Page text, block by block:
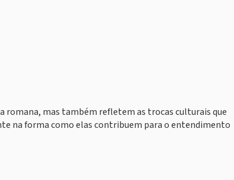
romana, mas também refletem as trocas culturais que
na forma como elas contribuem para o entendimento